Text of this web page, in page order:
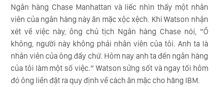
Ngân hàng Chase Manhattan và liếc nhìn thấy một nhân
viên của ngân hàng này ăn mặc xộc xệch. Khi Watson nhận
xét về việc này, ông chủ tịch Ngân hàng Chase nói, “Ồ
không, người này không phải nhân viên của tôi. Anh ta là
nhân viên của ông đấy chứ. Hôm nay anh ta đến ngân hàng
của tôi làm một số việc.” Watson sửng sốt và ngay tối hôm
đó ông liền đặt ra quy định về cách ăn mặc cho hãng IBM.